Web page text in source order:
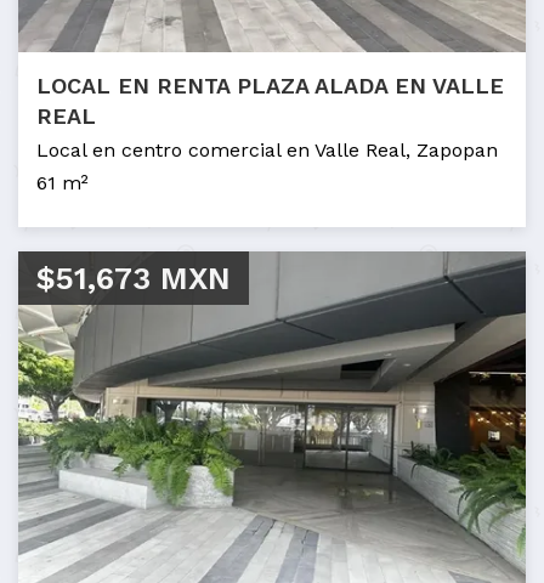
LOCAL EN RENTA PLAZA ALADA EN VALLE
REAL
Local en centro comercial en Valle Real, Zapopan
61 m²
$51,673 MXN